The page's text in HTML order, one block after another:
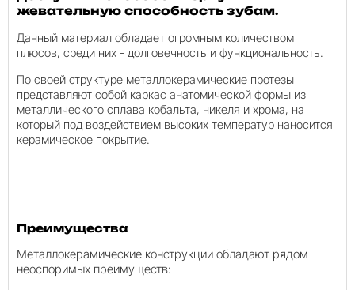
жевательную способность зубам.
Данный материал обладает огромным количеством
плюсов, среди них - долговечность и функциональность.
По своей структуре металлокерамические протезы
представляют собой каркас анатомической формы из
металлического сплава кобальта, никеля и хрома, на
который под воздействием высоких температур наносится
керамическое покрытие.
Преимущества
Металлокерамические конструкции обладают рядом
неоспоримых преимуществ: